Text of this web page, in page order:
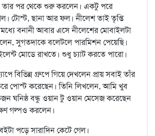
তার পর থেকে শুরু করলেন। একটু পরে
টোস্ট, ছানা আর ফল। নীলেশ তাই তৃপ্তি
বনানী আবার এসে নীলেশের মোবাইলটা
সুগতদাকে বলেটলে পারমিশন পেয়েছি।
মোডে রাখতে। শুধু চ্যাট করতে পারো।
বিভিন্ন গ্রুপে গিয়ে দেখলেন প্রায় সবাই তাঁর
পোস্ট করেছেন। তিনি লিখলেন, আমি খুব
ঘনিষ্ঠ বন্ধু ওয়ান টু ওয়ান মেসেজ করেছেন
গল্পও করলেন।
পড়ে সারাদিন কেটে গেল।